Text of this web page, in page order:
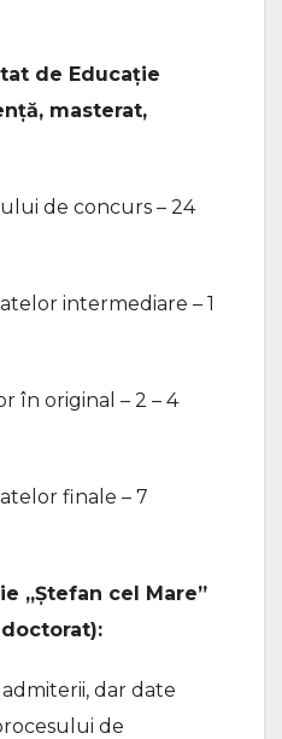
de Educație
masterat,
de concurs – 24
intermediare – 1
în original – 2 – 4
finale – 7
„Ștefan cel Mare”
dar date
de